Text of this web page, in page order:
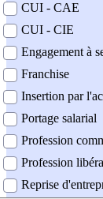
CUI - CAE
CUI - CIE
Engagement à
Franchise
Insertion par
Portage salarial
Profession
Profession
Reprise